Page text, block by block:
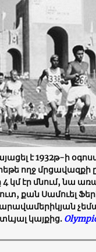
է 1932թ-ի
ողջ մրցավազքի
կմ էր մնում, նա
քան Սամուել
կայքից.